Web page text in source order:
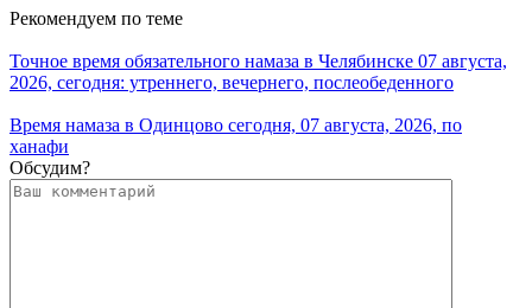
Рекомендуем по теме
Точное время обязательного намаза в Челябинске 07 августа,
2026, сегодня: утреннего, вечернего, послеобеденного
Время намаза в Одинцово сегодня, 07 августа, 2026, по
ханафи
Обсудим?